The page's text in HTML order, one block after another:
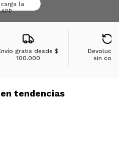
la
APP
gratis desde$
100.000
sin
tendencias